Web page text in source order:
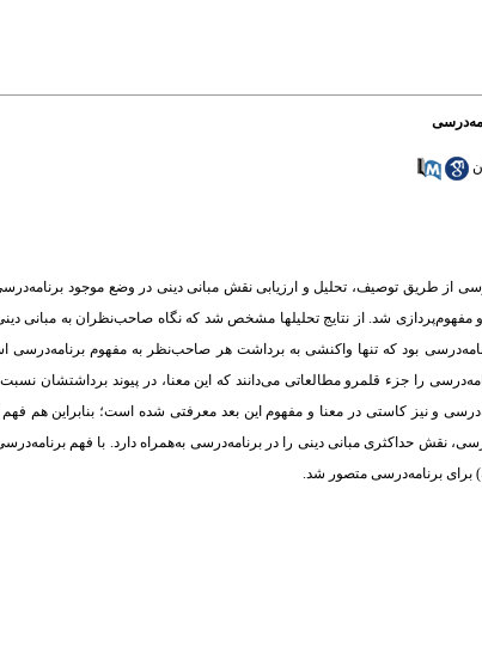
از طریق توصیف، تحلیل و ارزیابی نقش مبانی دینی در وضع موجود
شد. از نتایج تحلیلها مشخص شد که نگاه صاحب‌نظران به مبانی
بود که تنها واکنشی به برداشت هر صاحب‌نظر به مفهوم برنامه‌درسی
را جزء قلمرو مطالعاتی می‌دانند که این معنا، در پیوند برداشتشان
و نیز کاستی در معنا و مفهوم این بعد معرفتی شده است؛ بنابراین هم
نقش حداکثری مبانی دینی را در برنامه‌درسی به­‌همراه دارد. با فهم
برای برنامه‌درسی متصور شد.